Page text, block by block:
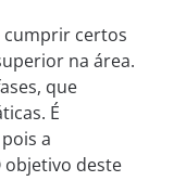
cumprir certos
na área.
que
É
a
objetivo deste